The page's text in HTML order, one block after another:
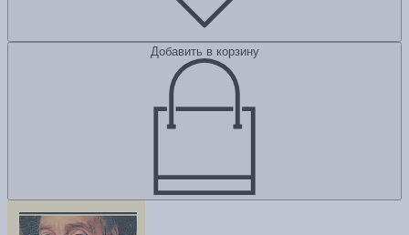
Добавить в корзину